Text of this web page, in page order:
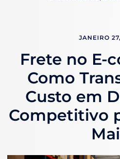
JANEIRO
Frete no E-
Como
Custo em
Competitivo